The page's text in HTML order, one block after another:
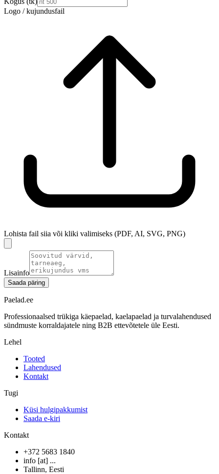
Logo / kujundusfail
Lohista fail siia või kliki valimiseks (PDF, AI, SVG, PNG)
Lisainfo
Saada päring
Paelad.ee
Professionaalsed trükiga käepaelad, kaelapaelad ja turvalahendused
sündmuste korraldajatele ning B2B ettevõtetele üle Eesti.
Lehel
Tooted
Lahendused
Kontakt
Tugi
Küsi hulgipakkumist
Saada e-kiri
Kontakt
+372 5683 1840
info [at] ...
Tallinn, Eesti